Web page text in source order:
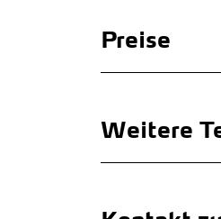
Preise
Weitere